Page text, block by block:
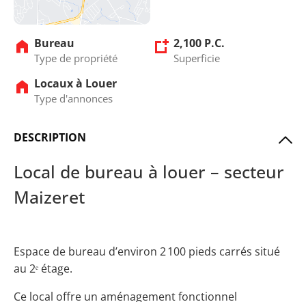
Bureau
Type de propriété
2,100 P.C.
Superficie
Locaux à Louer
Type d'annonces
DESCRIPTION
Local de bureau à louer – secteur
Maizeret
Espace de bureau d’environ 2 100 pieds carrés situé
au 2ᵉ étage.
Ce local offre un aménagement fonctionnel